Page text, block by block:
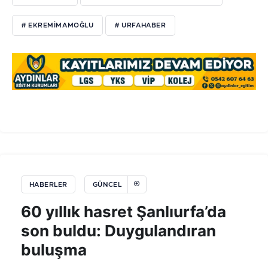
# EKREMIMAMOĞLU # URFAHABER
HABERLER GÜNCEL
60 yıllık hasret Şanlıurfa’da
son buldu: Duygulandıran
buluşma